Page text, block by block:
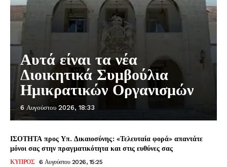
Αυτά είναι τα νέα
Διοικητικά Συμβούλια
Ημικρατικών Οργανισμών
6 Αυγούστου 2026, 18:33
ΙΣΟΤΗΤΑ προς Υπ. Δικαιοσύνης: «Τελευταία φορά» απαντάτε
μόνοι σας στην πραγματικότητα και στις ευθύνες σας
ΚΥΠΡΟΣ 6 Αυγούστου 2026, 15:25